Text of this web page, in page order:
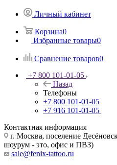
Личный кабинет
Корзина0
Избранные товары0
Сравнение товаров0
+7 800 101-01-05
Назад
Телефоны
+7 800 101-01-05
+7 916 101-01-05
Контактная информация
г. Москва, поселение
шоурум - это, офис и ПВЗ)
sale@fenix-tattoo.ru